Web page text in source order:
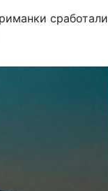
сработали